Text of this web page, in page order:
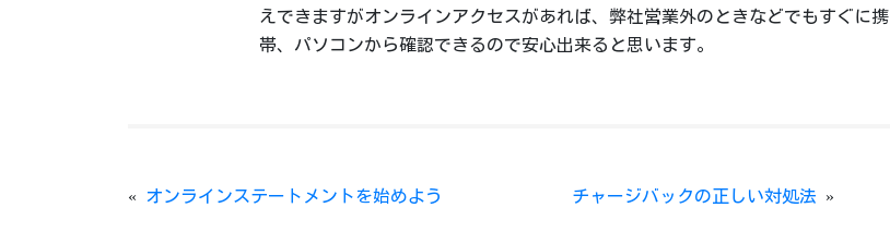
えできますがオンラインアクセスがあれば、弊社営業外のときなどでもすぐに携
帯、パソコンから確認できるので安心出来ると思います。
« オンラインステートメントを始めよう チャージバックの正しい対処法 »